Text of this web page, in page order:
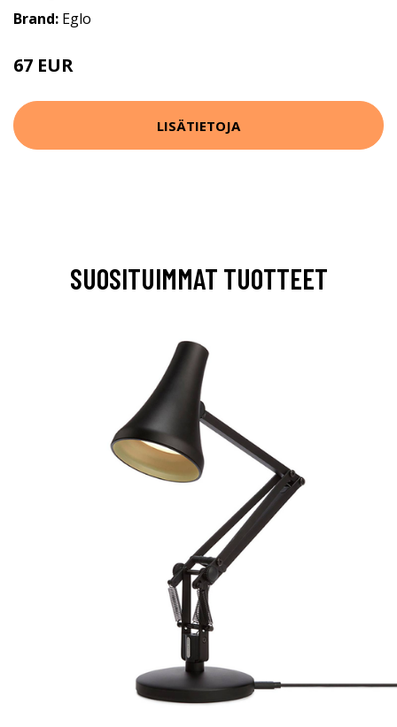
Brand: Eglo
67 EUR
LISÄTIETOJA
SUOSITUIMMAT TUOTTEET